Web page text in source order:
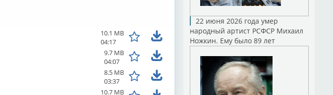
10.1 MB
04:17
9.7 MB
04:07
8.5 MB
03:37
10.7 MB
22 июня 2026 года умер
народный артист РСФСР Михаил
Ножкин. Ему было 89 лет